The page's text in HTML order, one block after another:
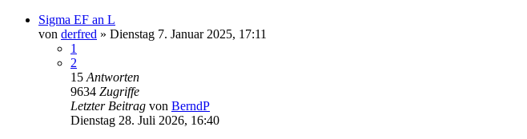
Sigma EF an L
von derfred » Dienstag 7. Januar 2025, 17:11
1
2
15 Antworten
9634 Zugriffe
Letzter Beitrag von BerndP
Dienstag 28. Juli 2026, 16:40